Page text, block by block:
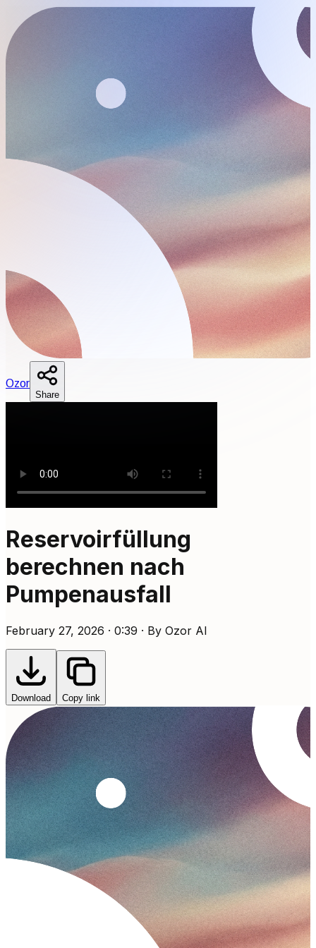
Ozor
Share
Reservoirfüllung
berechnen nach
Pumpenausfall
February 27, 2026 · 0:39 · By Ozor AI
Download Copy link